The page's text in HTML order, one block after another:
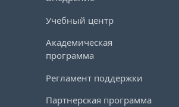
Учебный центр
Академическая
программа
Регламент поддержки
Партнерская программа